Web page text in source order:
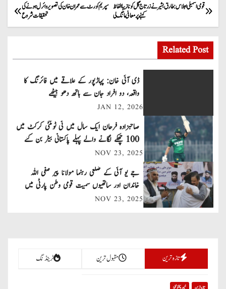
P
o
s
t
a
v
i
g
a
o
سپریم کورٹ سے عمران خان کی تصویر وائرل ہونے کی
تحقیقات شروع
قومی اسمبلی اجلاس: طارق بشیر نے زرتاج گل کو نازیبا الفاظ
کہنے پر معافی مانگ لی
Related Post
ڈی آئی خان: پہاڑپور کے علاقے میں فائرنگ کا
واقعہ، دو افراد جان سے ہاتھ دھو بیٹھے
JAN 12, 2026
صاحبزادہ فرحان ایک سال میں ٹی ٹوئنٹی کرکٹ میں
100 چھکے لگانے والے پہلے پاکستانی بیٹر بن گئے
NOV 23, 2025
جے یو آئی کے ضلعی رہنما مولانا پیر صفی اللہ
خاندان اور ساتھیوں سمیت قومی وطن پارٹی میں
شامل
NOV 23, 2025
تازہ ترین مقبول ترین ٹرینڈنگ